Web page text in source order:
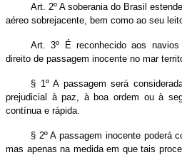
Art. 2º A soberania do Brasil
aéreo sobrejacente, bem como ao seu
Art. 3º É reconhecido aos
direito de passagem inocente no mar
§ 1º A passagem será
prejudicial à paz, à boa ordem ou à
contínua e rápida.
§ 2º A passagem inocente poderá
mas apenas na medida em que tais